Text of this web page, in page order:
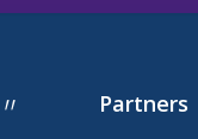
Partners